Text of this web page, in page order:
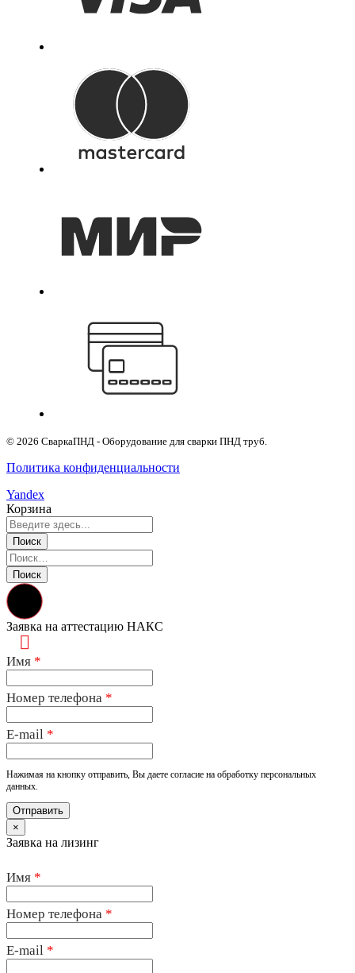
© 2026 СваркаПНД - Оборудование для сварки ПНД труб.
Политика конфиденциальности
Yandex
Корзина
Заявка на аттестацию НАКС
Имя *
Номер телефона *
E-mail *
Нажимая на кнопку отправить, Вы даете согласие на обработку персональных
данных.
×
Заявка на лизинг
Имя *
Номер телефона *
E-mail *